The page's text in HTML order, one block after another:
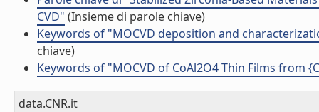
CVD" (Insieme di parole chiave)
Keywords of "MOCVD deposition and
chiave)
Keywords of "MOCVD of CoAl2O4 Thin Films from
data.CNR.it